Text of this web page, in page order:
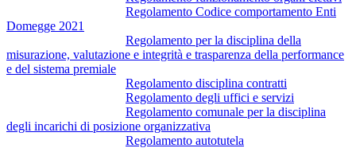
Regolamento Codice comportamento Enti
Domegge 2021
Regolamento per la disciplina della
misurazione, valutazione e integrità e trasparenza della performance
e del sistema premiale
Regolamento disciplina contratti
Regolamento degli uffici e servizi
Regolamento comunale per la disciplina
degli incarichi di posizione organizzativa
Regolamento autotutela